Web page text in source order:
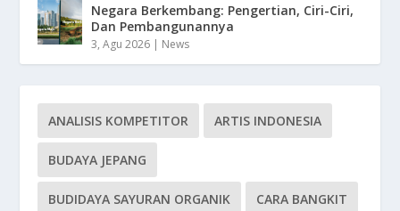
Negara Berkembang: Pengertian, Ciri-Ciri,
Dan Pembangunannya
3, Agu 2026 | News
ANALISIS KOMPETITOR ARTIS INDONESIA
BUDAYA JEPANG
BUDIDAYA SAYURAN ORGANIK CARA BANGKIT